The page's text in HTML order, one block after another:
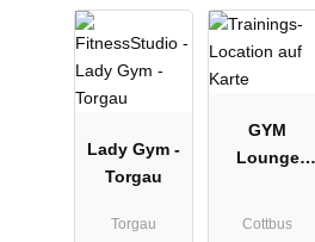
Lady Gym -
Torgau
Torgau
GYM
Lounge
Cottbus